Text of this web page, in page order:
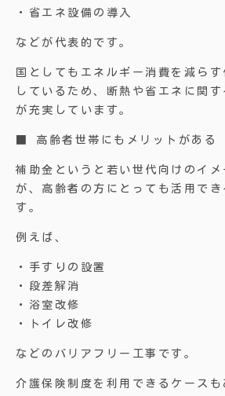
・省エネ設備の導入
などが代表的です。
国としてもエネルギー消費を減ら
しているため、断熱や省エネに関
が充実しています。
■ 高齢者世帯にもメリットがある
補助金というと若い世代向けのイメ
が、高齢者の方にとっても活用でき
す。
例えば、
・手すりの設置
・段差解消
・浴室改修
・トイレ改修
などのバリアフリー工事です。
介護保険制度を利用できるケースも